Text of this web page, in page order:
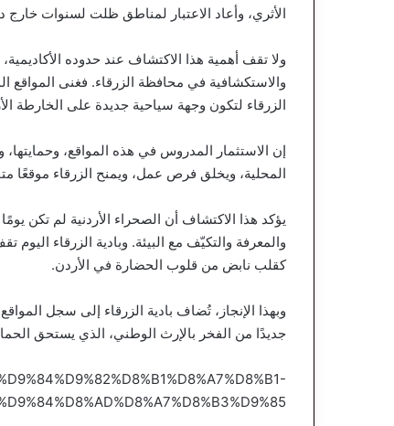
الأثري، وأعاد الاعتبار لمناطق ظلت لسنوات خارج
ولا تقف أهمية هذا الاكتشاف عند حدوده
والاستكشافية في محافظة الزرقاء. فغنى المواقع
الزرقاء لتكون وجهة سياحية جديدة على الخارطة
إن الاستثمار المدروس في هذه المواقع،
المحلية، ويخلق فرص عمل، ويمنح الزرقاء موقعًا
يؤكد هذا الاكتشاف أن الصحراء الأردنية لم تكن
والمعرفة والتكيّف مع البيئة. وبادية الزرقاء
كقلب نابض من قلوب الحضارة في الأردن.
وبهذا الإنجاز، تُضاف بادية الزرقاء إلى سجل
جديدًا من الفخر بالإرث الوطني، الذي يستحق